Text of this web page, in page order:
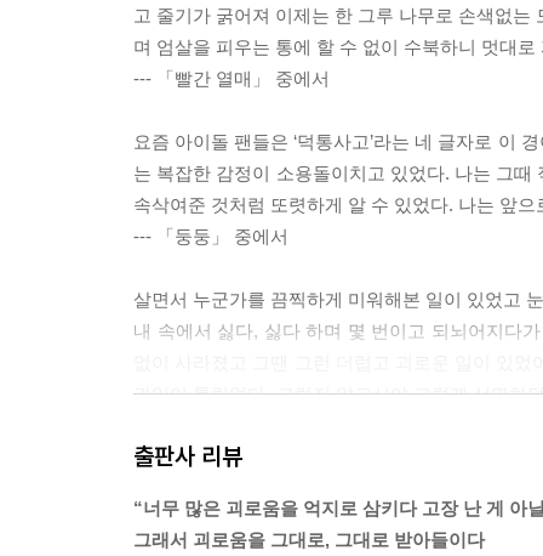
고 줄기가 굵어져 이제는 한 그루 나무로 손색없
며 엄살을 피우는 통에 할 수 없이 수북하니 멋대
--- 「빨간 열매」 중에서
요즘 아이돌 팬들은 ‘덕통사고’라는 네 글자로 이
는 복잡한 감정이 소용돌이치고 있었다. 나는 그
속삭여준 것처럼 또렷하게 알 수 있었다. 나는 앞
--- 「둥둥」 중에서
살면서 누군가를 끔찍하게 미워해본 일이 있었고
내 속에서 싫다, 싫다 하며 몇 번이고 되뇌어지다
과임이 틀림없다, 그렇지 않고서야 그렇게 선명하
--- 「브로콜리 펀치」 중에서
그냥 그랬어요. 잊지 못할 거라고 생각했고 잊으
잊었군요.
출판사 리뷰
“너무 많은 괴로움을 억지로 삼키다 고장 난 게 아
그래서 괴로움을 그대로, 그대로 받아들이다